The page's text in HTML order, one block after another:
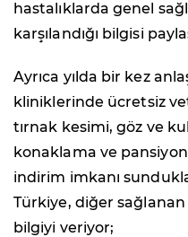
hastalıklarda genel
karşılandığı bilgisi
Ayrıca yılda bir kez
kliniklerinde ücretsiz
tırnak kesimi, göz ve
konaklama ve
indirim imkanı
Türkiye, diğer
bilgiyi veriyor;